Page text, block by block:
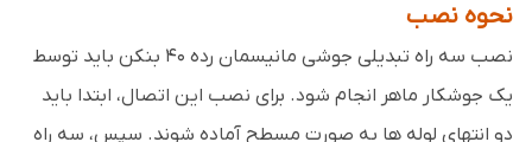
نحوه نصب
نصب سه راه تبدیلی جوشی مانیسمان رده 40 بنکن باید توسط
یک جوشکار ماهر انجام شود. برای نصب این اتصال، ابتدا باید
دو انتهای لوله ها به صورت مسطح آماده شوند. سپس، سه راه